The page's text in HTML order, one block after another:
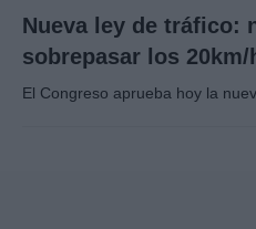
Nueva ley de tráfico:
sobrepasar los
El Congreso aprueba hoy la